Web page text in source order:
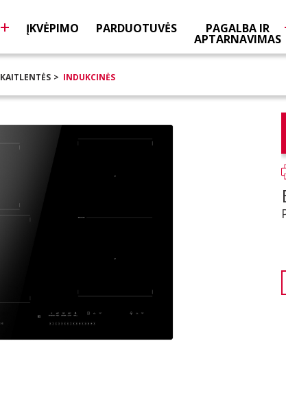
ĮKVĖPIMO PARDUOTUVĖS PAGALBA IR
APTARNAVIMAS
KAITLENTĖS INDUKCINĖS